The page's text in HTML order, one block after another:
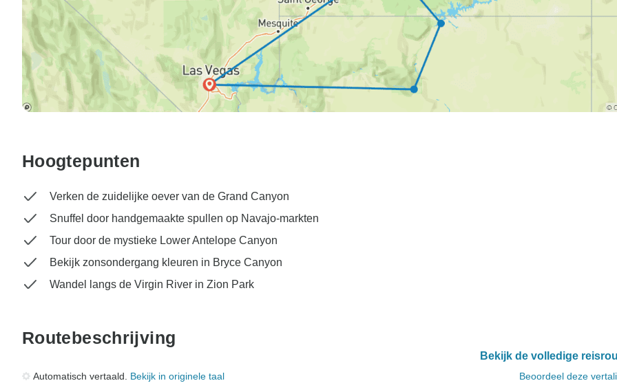
Hoogtepunten
Verken de zuidelijke oever van de Grand Canyon
Snuffel door handgemaakte spullen op Navajo-markten
Tour door de mystieke Lower Antelope Canyon
Bekijk zonsondergang kleuren in Bryce Canyon
Wandel langs de Virgin River in Zion Park
Routebeschrijving
Bekijk de volledige
Automatisch vertaald. Bekijk in originele taal Beoordeel deze